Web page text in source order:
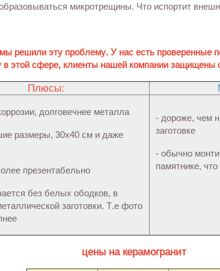
микротрещины. Что испортит
решили эту проблему. У нас есть проверенные
в этой сфере, клиенты нашей компании защищены
Плюсы:
долговечнее металла
размеры, 30х40 см и даже
презентабельно
без белых ободков, в
заготовки. Т.е фото
- дороже, чем
заготовке
- обычно
памятнике,
цены на керамогранит